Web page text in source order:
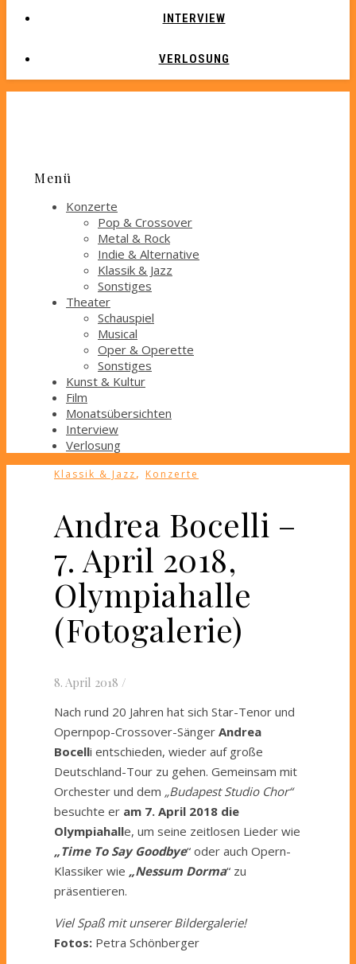
INTERVIEW
VERLOSUNG
Menü
Konzerte
Pop & Crossover
Metal & Rock
Indie & Alternative
Klassik & Jazz
Sonstiges
Theater
Schauspiel
Musical
Oper & Operette
Sonstiges
Kunst & Kultur
Film
Monatsübersichten
Interview
Verlosung
Klassik & Jazz, Konzerte
Andrea Bocelli –
7. April 2018,
Olympiahalle
(Fotogalerie)
8. April 2018 /
Nach rund 20 Jahren hat sich Star-Tenor und
Opernpop-Crossover-Sänger Andrea
Bocelli entschieden, wieder auf große
Deutschland-Tour zu gehen. Gemeinsam mit
Orchester und dem „Budapest Studio Chor“
besuchte er am 7. April 2018 die
Olympiahalle, um seine zeitlosen Lieder wie
„Time To Say Goodbye“ oder auch Opern-
Klassiker wie „Nessum Dorma“ zu
präsentieren.
Viel Spaß mit unserer Bildergalerie!
Fotos: Petra Schönberger